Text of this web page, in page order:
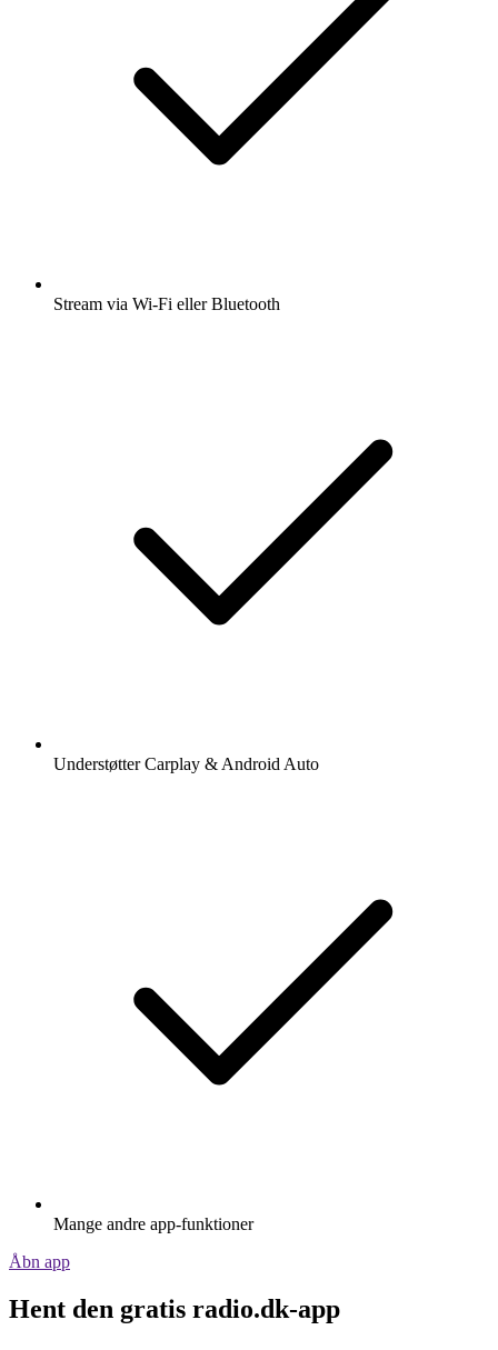
Stream via Wi-Fi eller Bluetooth
Understøtter Carplay & Android Auto
Mange andre app-funktioner
Åbn app
Hent den gratis radio.dk-app